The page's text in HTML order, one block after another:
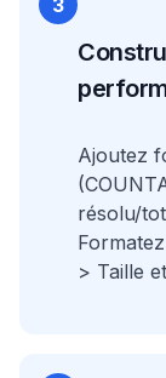
3
Ajoutez
résolu/
> Taille